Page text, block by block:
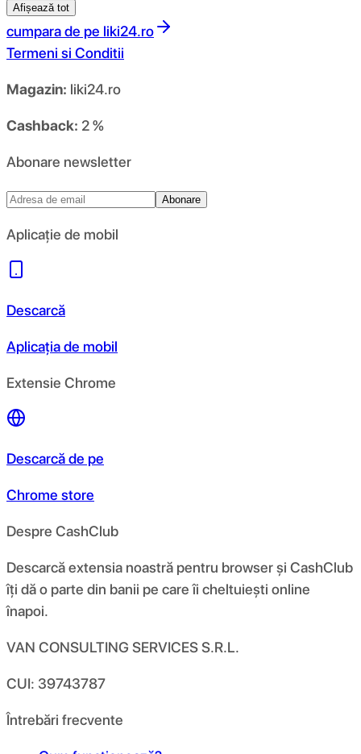
Afișează tot
cumpara de pe liki24.ro
Termeni si Conditii
Magazin: liki24.ro
Cashback: 2 %
Abonare newsletter
Abonare
Aplicație de mobil
Descarcă
Aplicația de mobil
Extensie Chrome
Descarcă de pe
Chrome store
Despre CashClub
Descarcă extensia noastră pentru browser și CashClub
îți dă o parte din banii pe care îi cheltuiești online
înapoi.
VAN CONSULTING SERVICES S.R.L.
CUI: 39743787
Întrebări frecvente